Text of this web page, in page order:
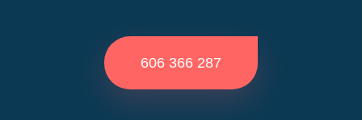
606 366 287